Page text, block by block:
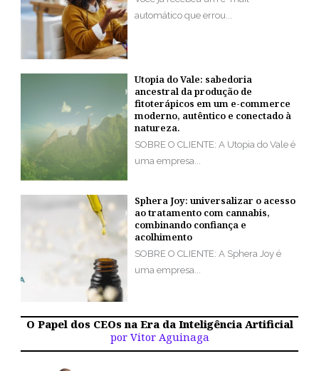
automático que errou...
Utopia do Vale: sabedoria
ancestral da produção de
fitoterápicos em um e-commerce
moderno, autêntico e conectado à
natureza.
SOBRE O CLIENTE: A Utopia do Vale é
uma empresa...
Sphera Joy: universalizar o acesso
ao tratamento com cannabis,
combinando confiança e
acolhimento
SOBRE O CLIENTE: A Sphera Joy é
uma empresa...
O Papel dos CEOs na Era da Inteligência Artificial
por Vitor Aguinaga